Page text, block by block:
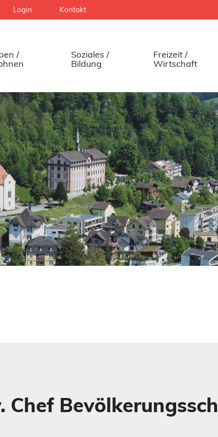
Login Kontakt
/
Soziales /
Bildung
Freizeit /
Wirtschaft
Chef